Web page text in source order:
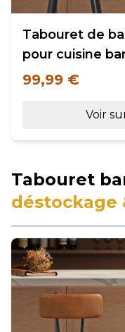
Tabouret de
pour cuisine
99,99 €
Voir
Tabouret
déstockage